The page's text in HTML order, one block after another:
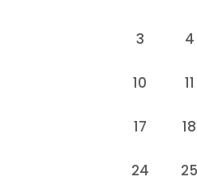
3 4
10 11
17 18
24 25